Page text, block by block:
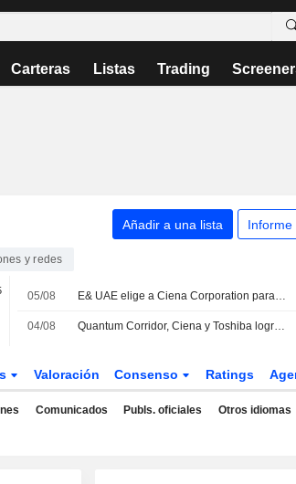
Carteras Listas Trading
Añadir a una lista Informe
y redes
05/08 E& UAE elige a Ciena Corporation para desarrollar una red DWDM de alta velocidad preparada para el futuro
04/08 Quantum Corridor, Ciena y Toshiba logran el primer hito mundial de cifrado óptico de 1,6 Tb/s con seguridad cuántica en una red comercial real
Valoración Consenso Ratings
Comunicados Publs. oficiales Otros idiomas